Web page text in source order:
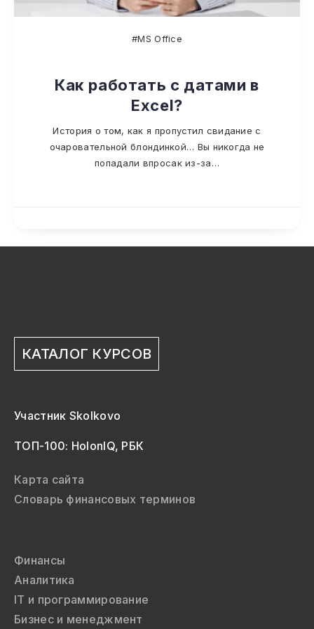
#MS Office
Как работать с датами в
Excel?
История о том, как я пропустил свидание с
очаровательной блондинкой… Вы никогда не
попадали впросак из-за…
КАТАЛОГ КУРСОВ
Участник Skolkovo
ТОП-100: HolonIQ, РБК
Карта сайта
Словарь финансовых терминов
Финансы
Аналитика
IT и программирование
Бизнес и менеджмент